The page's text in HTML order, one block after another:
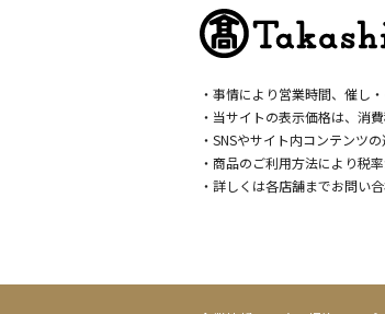
・事情により営業時間、催し
・当サイトの表示価格は、消
・SNSやサイト内コンテンツ
・商品のご利用方法により税
・詳しくは各店舗までお問い合